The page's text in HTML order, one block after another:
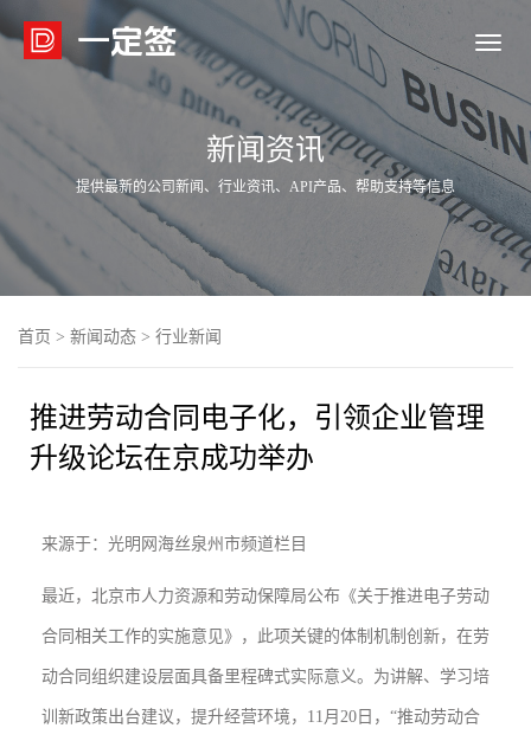

新闻资讯
提供最新的公司新闻、行业资讯、API产品、帮助支持等信息
首页 > 新闻动态 > 行业新闻
推进劳动合同电子化，引领企业管理
升级论坛在京成功举办
来源于：光明网海丝泉州市频道栏目
最近，北京市人力资源和劳动保障局公布《关于推进电子劳动
合同相关工作的实施意见》，此项关键的体制机制创新，在劳
动合同组织建设层面具备里程碑式实际意义。为讲解、学习培
训新政策出台建议，提升经营环境，11月20日，“推动劳动合